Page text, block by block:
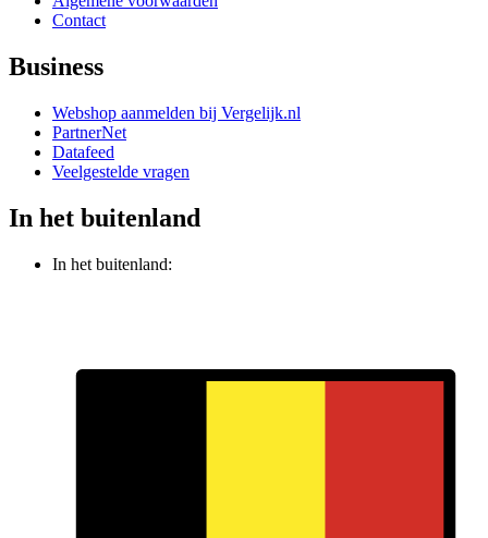
Contact
Business
Webshop aanmelden bij Vergelijk.nl
PartnerNet
Datafeed
Veelgestelde vragen
In het buitenland
In het buitenland: